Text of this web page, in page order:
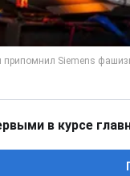
в курсе